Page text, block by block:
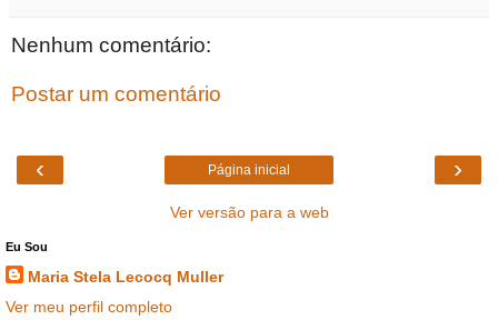
Nenhum comentário:
Postar um comentário
‹ ›
Página inicial
Ver versão para a web
Eu Sou
Maria Stela Lecocq Muller
Ver meu perfil completo